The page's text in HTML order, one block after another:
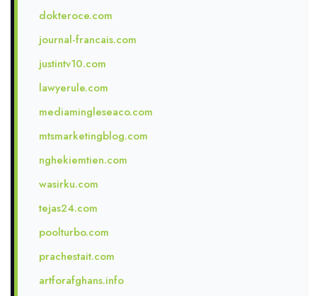
dokteroce.com
journal-francais.com
justintv10.com
lawyerule.com
mediamingleseaco.com
mtsmarketingblog.com
nghekiemtien.com
wasirku.com
tejas24.com
poolturbo.com
prachestait.com
artforafghans.info